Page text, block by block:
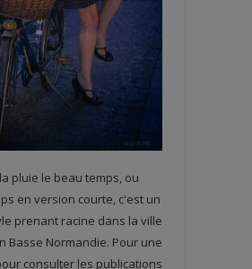
pluie le beau temps, ou
en version courte, c'est un
prenant racine dans la ville
Basse Normandie. Pour une
consulter les publications